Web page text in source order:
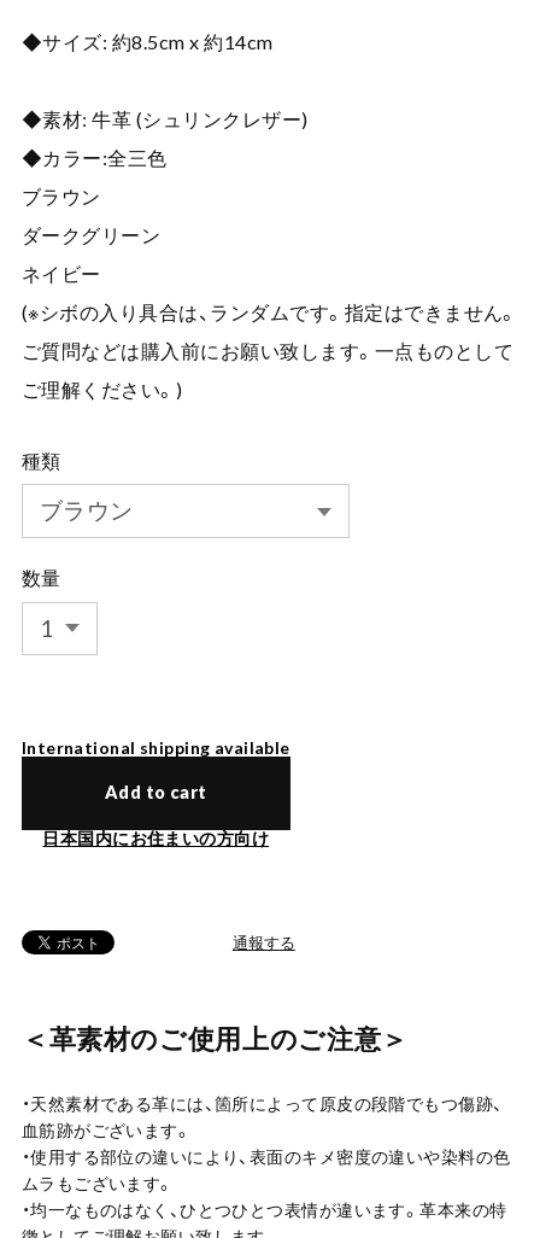
◆サイズ: 約8.5cm x 約14cm
◆素材: 牛革 (シュリンクレザー)
◆カラー:全三色
ブラウン
ダークグリーン
ネイビー
(※シボの入り具合は、ランダムです。指定はできません。
ご質問などは購入前にお願い致します。一点ものとして
ご理解ください。)
種類
数量
International shipping available
Add to cart
日本国内にお住まいの方向け
通報する
＜革素材のご使用上のご注意＞
・天然素材である革には、箇所によって原皮の段階でもつ傷跡、
血筋跡がございます。
・使用する部位の違いにより、表面のキメ密度の違いや染料の色
ムラもございます。
・均一なものはなく、ひとつひとつ表情が違います。革本来の特